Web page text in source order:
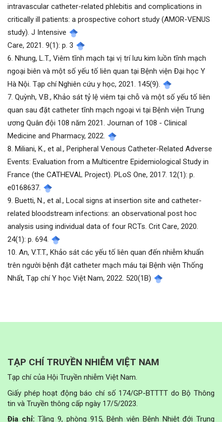
intravascular catheter-related phlebitis and complications in
critically ill patients: a prospective cohort study (AMOR-VENUS
study). J Intensive
Care, 2021. 9(1): p. 3
6. Nhung, L.T., Viêm tĩnh mạch tại vị trí lưu kim luồn tĩnh mạch
ngoại biên và một số yếu tố liên quan tại Bệnh viện Đại học Y
Hà Nội. Tạp chí Nghiên cứu y học, 2021. 145(9).
7. Quỳnh, V.B., Khảo sát tỷ lệ viêm tại chỗ và một số yếu tố liên
quan sau đặt catheter tĩnh mạch ngoại vi tại Bệnh viện Trung
ương Quân đội 108 năm 2021. Journan of 108 - Clinical
Medicine and Pharmacy, 2022.
8. Miliani, K., et al., Peripheral Venous Catheter-Related Adverse
Events: Evaluation from a Multicentre Epidemiological Study in
France (the CATHEVAL Project). PLoS One, 2017. 12(1): p.
e0168637.
9. Buetti, N., et al., Local signs at insertion site and catheter-
related bloodstream infections: an observational post hoc
analysis using individual data of four RCTs. Crit Care, 2020.
24(1): p. 694.
10. An, V.T.T., Khảo sát các yếu tố liên quan đến nhiễm khuẩn
trên người bệnh đặt catheter mạch máu tại Bệnh viện Thống
Nhất, Tạp chí Y học Việt Nam, 2022. 520(1B)
TẠP CHÍ TRUYỀN NHIỄM VIỆT NAM
Tạp chí của Hội Truyền nhiễm Việt Nam.
Giấy phép hoạt động báo chí số 174/GP-BTTTT do Bộ Thông
tin và Truyền thông cấp ngày 17/5/2023.
Địa chỉ: Tầng 9, phòng 915, Bệnh viện Bệnh Nhiệt đới Trung